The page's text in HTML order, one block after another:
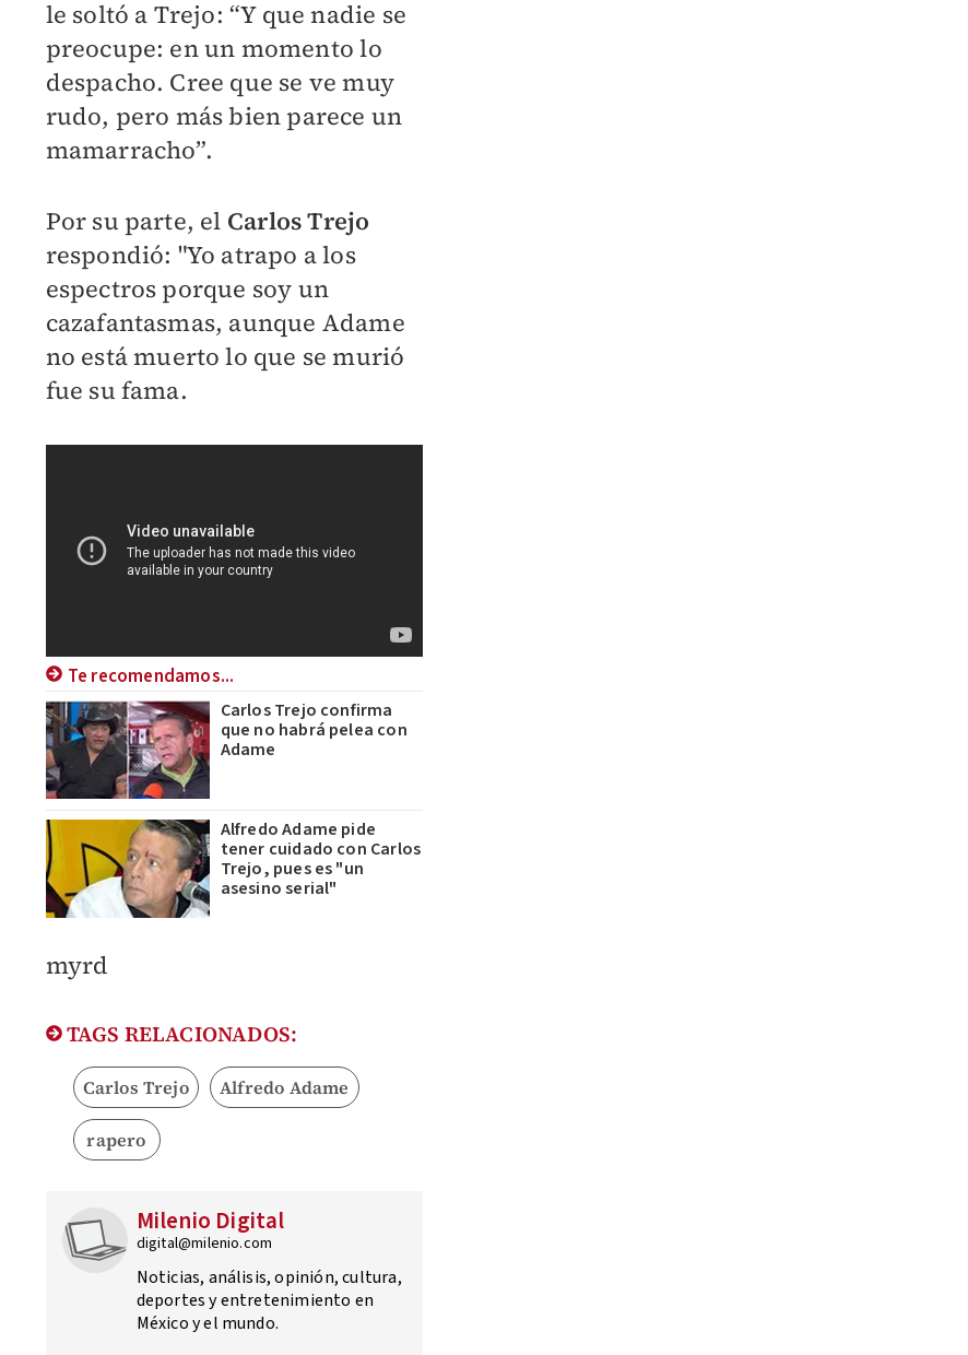
le soltó a Trejo: “Y que nadie se
preocupe: en un momento lo
despacho. Cree que se ve muy
rudo, pero más bien parece un
mamarracho”.
Por su parte, el Carlos Trejo
respondió: "Yo atrapo a los
espectros porque soy un
cazafantasmas, aunque Adame
no está muerto lo que se murió
fue su fama.
Te recomendamos...
Carlos Trejo confirma
que no habrá pelea con
Adame
Alfredo Adame pide
tener cuidado con Carlos
Trejo, pues es "un
asesino serial"
myrd
TAGS RELACIONADOS:
Carlos Trejo Alfredo Adame
rapero
Milenio Digital
digital@milenio.com
Noticias, análisis, opinión, cultura,
deportes y entretenimiento en
México y el mundo.